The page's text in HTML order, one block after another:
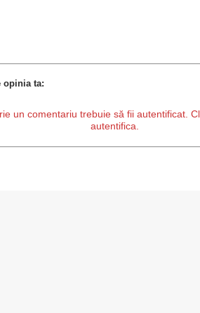
opinia ta:
un comentariu trebuie să fii autentificat.
autentifica.